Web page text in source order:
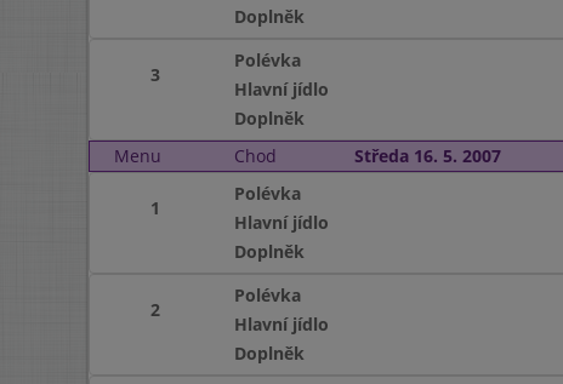
Doplněk
3
Polévka
Hlavní jídlo
Doplněk
Menu
Chod Středa 16. 5. 2007
1
Polévka
Hlavní jídlo
Doplněk
2
Polévka
Hlavní jídlo
Doplněk